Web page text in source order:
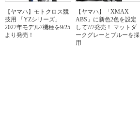
【ヤマハ】モトクロス競
技用 「YZシリーズ」
2027年モデル7機種を9/25
より発売！
【ヤマハ】「XMAX
ABS」に新色2色を設定
して7/7発売！ マットダ
ークグレーとブルーを採
用